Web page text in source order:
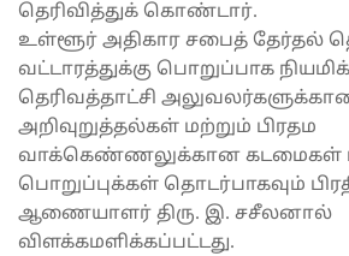
தெரிவித்துக் கொண்டார்.
உள்ளூர் அதிகார சபைத் தேர்தல்
வட்டாரத்துக்கு பொறுப்பாக
தெரிவத்தாட்சி
அறிவுறுத்தல்கள் மற்றும் பிரதம
வாக்கெண்ணலுக்கான கடமைகள்
பொறுப்புக்கள் தொடர்பாகவும்
ஆணையாளர் திரு. இ. சசீலனால்
விளக்கமளிக்கப்பட்டது.